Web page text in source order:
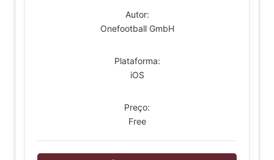
Autor:
Onefootball GmbH
Plataforma:
iOS
Preço:
Free